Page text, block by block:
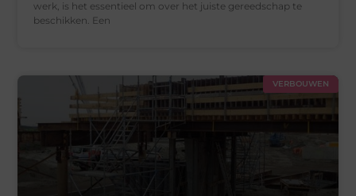
werk, is het essentieel om over het juiste gereedschap te
beschikken. Een
VERBOUWEN